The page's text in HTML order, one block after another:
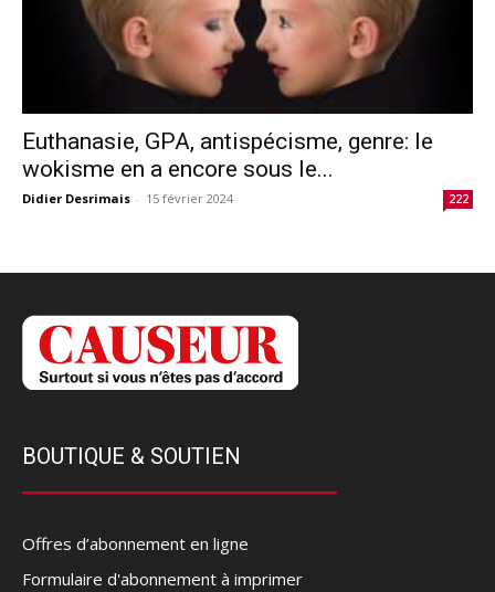
Euthanasie, GPA, antispécisme, genre: le
wokisme en a encore sous le...
Didier Desrimais - 15 février 2024 222
BOUTIQUE & SOUTIEN
Offres d’abonnement en ligne
Formulaire d'abonnement à imprimer